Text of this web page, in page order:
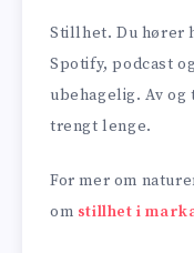
Stillhet. Du hører
Spotify, podcast
ubehagelig. Av
trengt lenge.
For mer om
om stillhet i